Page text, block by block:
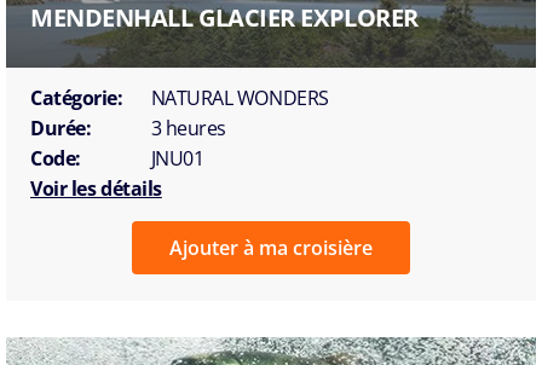
MENDENHALL GLACIER EXPLORER
Catégorie:
NATURAL WONDERS
Durée:
3 heures
Code:
JNU01
Voir les détails
Ajouter à ma croisière